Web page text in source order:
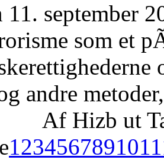
11. september
som et
andre
Af Hizb ut
1234567891011